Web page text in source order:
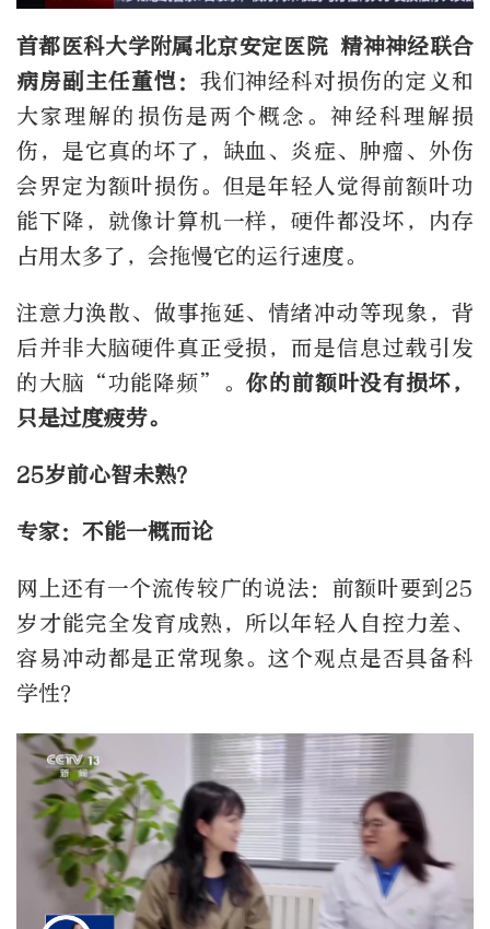
首都医科大学附属北京安定医院 精神神经联合
病房副主任董恺： 我们神经科对损伤的定义和
大家理解的损伤是两个概念。神经科理解损
伤，是它真的坏了，缺血、炎症、肿瘤、外伤
会界定为额叶损伤。但是年轻人觉得前额叶功
能下降，就像计算机一样，硬件都没坏，内存
占用太多了，会拖慢它的运行速度。
注意力涣散、做事拖延、情绪冲动等现象，背
后并非大脑硬件真正受损，而是信息过载引发
的大脑“功能降频”。 你的前额叶没有损坏，
只是过度疲劳。
25岁前心智未熟？
专家：不能一概而论
网上还有一个流传较广的说法：前额叶要到25
岁才能完全发育成熟，所以年轻人自控力差、
容易冲动都是正常现象。这个观点是否具备科
学性？